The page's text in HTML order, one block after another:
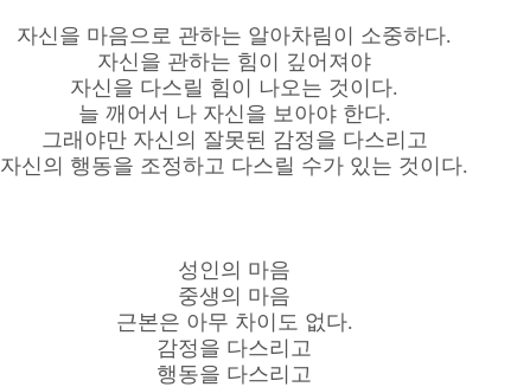
자신을 마음으로 관하는 알아차림이 소중하다.
자신을 관하는 힘이 깊어져야
자신을 다스릴 힘이 나오는 것이다.
늘 깨어서 나 자신을 보아야 한다.
그래야만 자신의 잘못된 감정을 다스리고
자신의 행동을 조정하고 다스릴 수가 있는 것이다.
성인의 마음
중생의 마음
근본은 아무 차이도 없다.
감정을 다스리고
행동을 다스리고